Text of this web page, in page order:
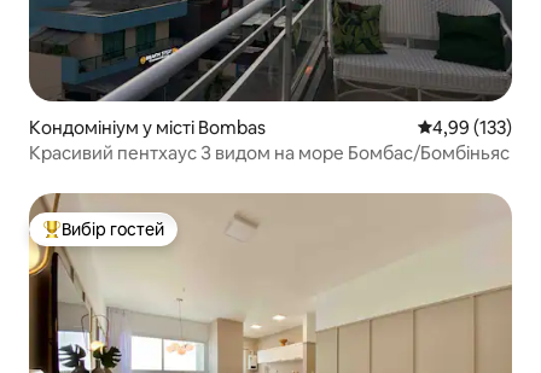
Кондомініум у місті Bombas Середня
4,99 (133)
Красивий пентхаус З видом на море Бомбас/Бомбіньяс
Топ вибір гостей
Вибір гостей